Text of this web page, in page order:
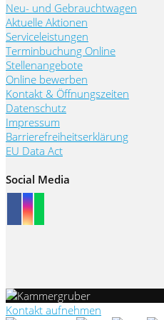
Neu- und Gebrauchtwagen
Aktuelle Aktionen
Serviceleistungen
Terminbuchung Online
Stellenangebote
Online bewerben
Kontakt & Öffnungszeiten
Datenschutz
Impressum
Barrierefreiheitserklärung
EU Data Act
Social Media
Kontakt aufnehmen